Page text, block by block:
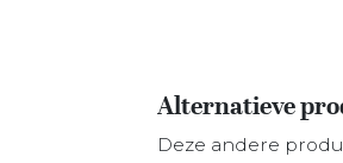
Alternatieve
Deze andere